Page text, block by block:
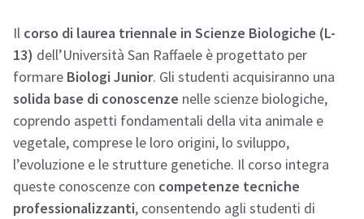
Il corso di laurea triennale in Scienze Biologiche (L-
13) dell’Università San Raffaele è progettato per
formare Biologi Junior. Gli studenti acquisiranno una
solida base di conoscenze nelle scienze biologiche,
coprendo aspetti fondamentali della vita animale e
vegetale, comprese le loro origini, lo sviluppo,
l’evoluzione e le strutture genetiche. Il corso integra
queste conoscenze con competenze tecniche
professionalizzanti, consentendo agli studenti di